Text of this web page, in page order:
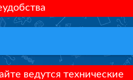
ведутся технические